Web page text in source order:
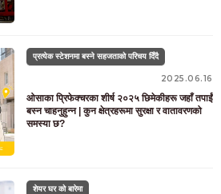
प्रत्येक स्टेशनमा बस्ने सहजताको परिचय दिँदै
2025.06.16
ओसाका प्रिफेक्चरका शीर्ष २०२५ छिमेकीहरू जहाँ तपाईं
बस्न चाहनुहुन्न | कुन क्षेत्रहरूमा सुरक्षा र वातावरणको
समस्या छ?
शेयर घर को बारेमा